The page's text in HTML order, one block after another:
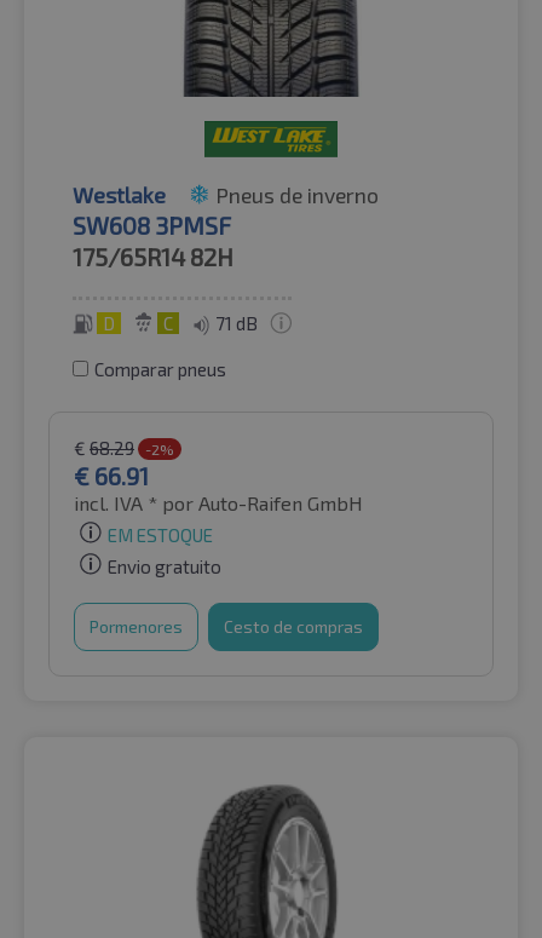
Westlake Pneus de inverno
SW608 3PMSF
175/65R14 82H
D C 71 dB
Comparar pneus
€ 68.29 -2%
€ 66.91
incl. IVA * por Auto-Raifen GmbH
EM ESTOQUE
Envio gratuito
Pormenores Cesto de compras